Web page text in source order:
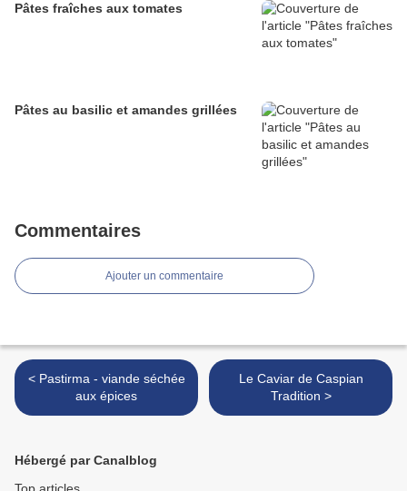
Pâtes fraîches aux tomates
Pâtes au basilic et amandes grillées
Commentaires
Ajouter un commentaire
< Pastirma - viande séchée
aux épices
Le Caviar de Caspian
Tradition >
Hébergé par Canalblog